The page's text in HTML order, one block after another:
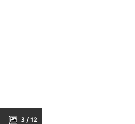
3 / 12